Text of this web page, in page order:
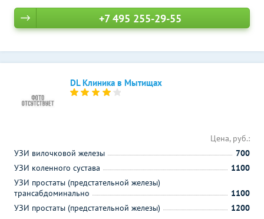
+7 495 255-29-55
DL Клиника в Мытищах
Цена, руб.:
УЗИ вилочковой железы
700
УЗИ коленного сустава
1100
УЗИ простаты (предстательной железы)
трансабдоминально
1100
УЗИ простаты (предстательной железы)
1200